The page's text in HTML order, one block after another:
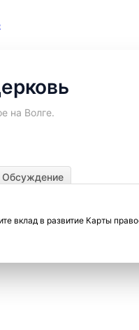
на Волге.
Обсуждение
вклад в развитие Карты